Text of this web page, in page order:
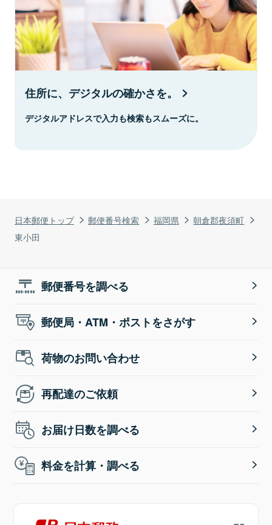
日本郵便トップ 郵便番号検索 福岡県
朝倉郡夜須町
東小田
住所に、デジタルの確かさを。
デジタルアドレスで入力も検索もスムーズに。
郵便番号を調べる
郵便局・ATM・ポストをさがす
荷物のお問い合わせ
再配達のご依頼
お届け日数を調べる
料金を計算・調べる